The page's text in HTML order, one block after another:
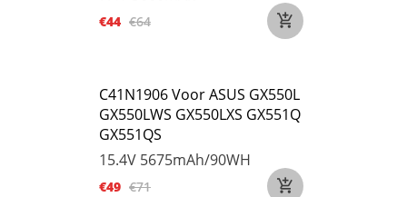
€44 €64
C41N1906 Voor ASUS GX550L
GX550LWS GX550LXS GX551Q
GX551QS
15.4V 5675mAh/90WH
€49 €71